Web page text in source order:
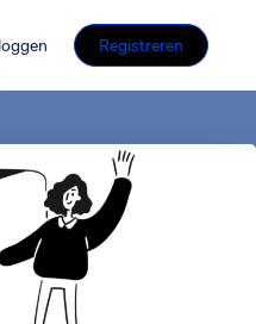
Registreren